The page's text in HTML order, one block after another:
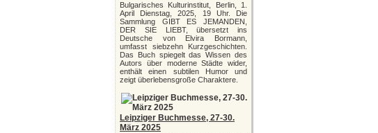
Bulgarisches Kulturinstitut, Berlin, 1.
April Dienstag, 2025, 19 Uhr. Die
Sammlung GIBT ES JEMANDEN,
DER SIE LIEBT, übersetzt ins
Deutsche von Elvira Bormann,
umfasst siebzehn Kurzgeschichten.
Das Buch spiegelt das Wissen des
Autors über moderne Städte wider,
enthält einen subtilen Humor und
zeigt überlebensgroße Charaktere.
Leipziger Buchmesse, 27-30.
März 2025